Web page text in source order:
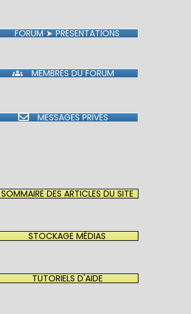
FORUM ➤ PRÉSENTATIONS
MEMBRES DU FORUM
MESSAGES PRIVÉS
SOMMAIRE DES ARTICLES DU SITE
STOCKAGE MÉDIAS
TUTORIELS D'AIDE